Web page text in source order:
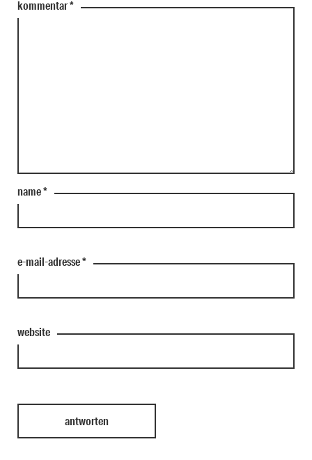
kommentar*
name*
e-mail-adresse*
website